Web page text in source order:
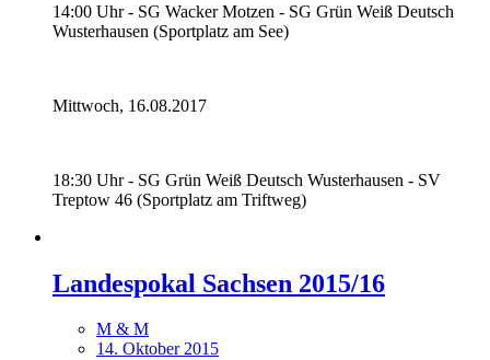
14:00 Uhr - SG Wacker Motzen - SG Grün Weiß Deutsch
Wusterhausen (Sportplatz am See)
Mittwoch, 16.08.2017
18:30 Uhr - SG Grün Weiß Deutsch Wusterhausen - SV
Treptow 46 (Sportplatz am Triftweg)
Landespokal Sachsen 2015/16
M & M
14. Oktober 2015